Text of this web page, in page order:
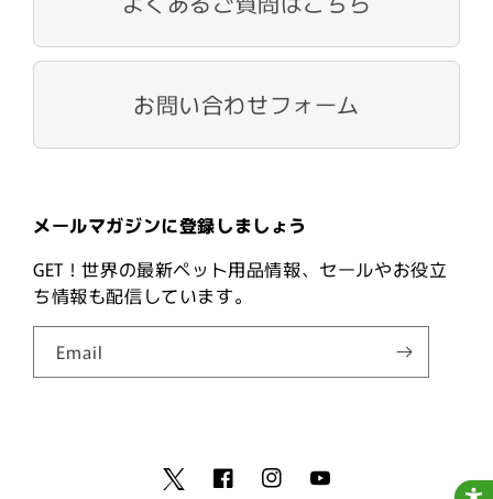
メールマガジンに登録しましょう
GET！世界の最新ペット用品情報、セールやお役立
ち情報も配信しています。
Email
お問い合わせフォーム
TwitterFacebookInstagramYouTube